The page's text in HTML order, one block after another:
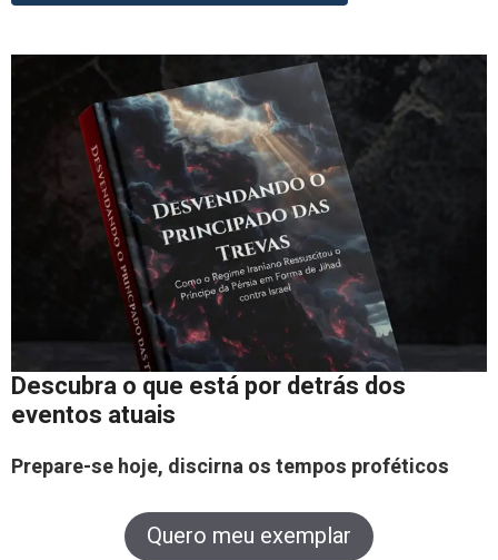
Descubra o que está por detrás dos
eventos atuais
Prepare-se hoje, discirna os tempos proféticos
Quero meu exemplar